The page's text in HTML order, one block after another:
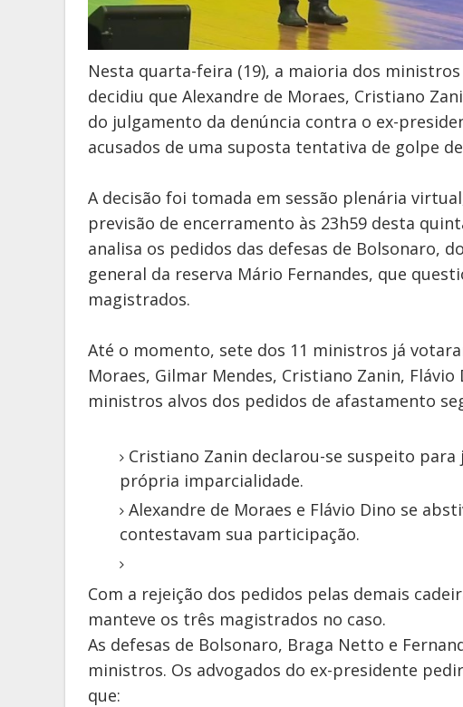
Nesta quarta-feira (19), a maioria dos
decidiu que Alexandre de Moraes, Cristiano
do julgamento da denúncia contra o ex-
acusados de uma suposta tentativa de golpe
A decisão foi tomada em sessão plenária
previsão de encerramento às 23h59 desta
analisa os pedidos das defesas de Bolsonaro,
general da reserva Mário Fernandes, que
magistrados.
Até o momento, sete dos 11 ministros já
Moraes, Gilmar Mendes, Cristiano Zanin,
ministros alvos dos pedidos de afastamento
Cristiano Zanin declarou-se suspeito
própria imparcialidade.
Alexandre de Moraes e Flávio Dino se
contestavam sua participação.
Com a rejeição dos pedidos pelas demais
manteve os três magistrados no caso.
As defesas de Bolsonaro, Braga Netto e
ministros. Os advogados do ex-presidente
que: